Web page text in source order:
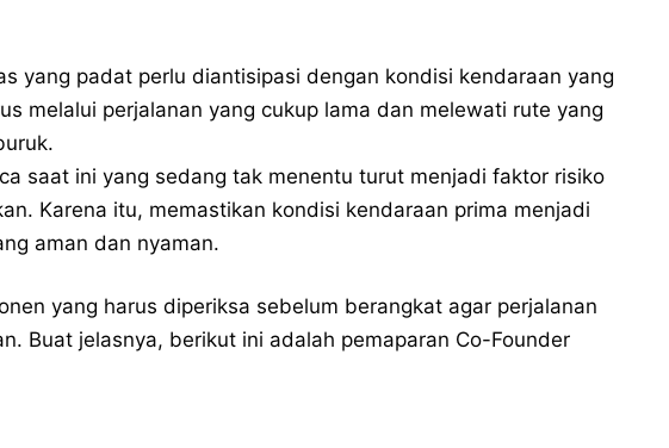
yang padat perlu diantisipasi dengan kondisi kendaraan yang
melalui perjalanan yang cukup lama dan melewati rute yang
saat ini yang sedang tak menentu turut menjadi faktor risiko
Karena itu, memastikan kondisi kendaraan prima menjadi
aman dan nyaman.
yang harus diperiksa sebelum berangkat agar perjalanan
Buat jelasnya, berikut ini adalah pemaparan Co-Founder